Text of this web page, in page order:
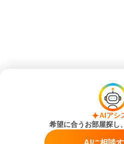
AIアシ
希望に合うお部屋探し